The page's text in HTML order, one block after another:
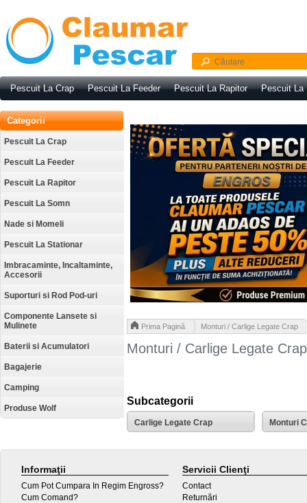
Pescuit La Crap Pescuit La Feeder Pescuit La Rapitor Pescuit La
Categorii
Pescuit La Crap
Pescuit La Feeder
Pescuit La Rapitor
Pescuit La Somn
Nade si Momeli
Pescuit La Stationar
Imbracaminte, Incaltaminte,
Accesorii
Suporturi si Rod Pod-uri
Componente Lansete si
Mulinete
Baterii si Acumulatori
Bagajerie
Camping
Produse Wolf
Prima Pagină Monturi / Carlige Legate Crap
Monturi / Carlige Legate Crap
Subcategorii
Carlige Legate Crap Monturi
Informaţii
Cum Pot Cumpara In Regim Engross?
Cum Comand?
Servicii Clienţi
Contact
Returnări